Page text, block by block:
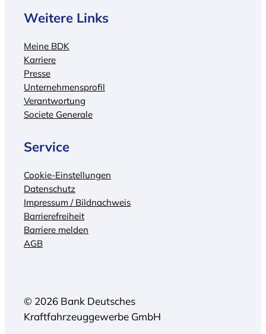
Weitere Links
Meine BDK
Karriere
Presse
Unternehmensprofil
Verantwortung
Societe Generale
Service
Cookie-Einstellungen
Datenschutz
Impressum / Bildnachweis
Barrierefreiheit
Barriere melden
AGB
© 2026 Bank Deutsches
Kraftfahrzeuggewerbe GmbH